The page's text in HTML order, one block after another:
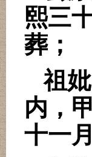
熙三
葬；
祖
内，
十一